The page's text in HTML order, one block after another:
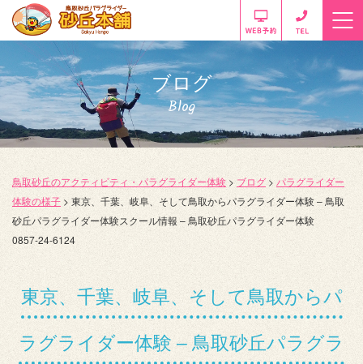
ブログ
Blog
鳥取砂丘のアクティビティ・パラグライダー体験 > ブログ > パラグライダー
体験の様子 > 東京、千葉、岐阜、そして鳥取からパラグライダー体験 – 鳥取
砂丘パラグライダー体験スクール情報 – 鳥取砂丘パラグライダー体験
0857-24-6124
東京、千葉、岐阜、そして鳥取からパ
ラグライダー体験 – 鳥取砂丘パラグラ